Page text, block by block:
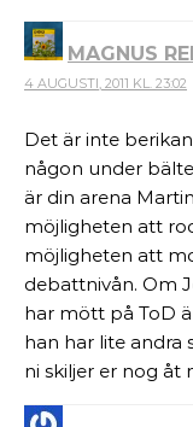
MAGNUS
4 AUGUSTI, 2011 KL. 23:02
Det är inte
någon under
är din arena
möjligheten att
möjligheten att
debattnivån. Om
har mött på ToD
han har lite andra
ni skiljer er nog åt